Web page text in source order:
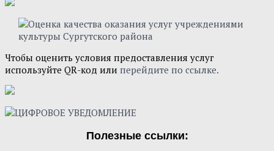
Чтобы оценить условия предоставления услуг
используйте QR-код или перейдите по ссылке.
Полезные ссылки: